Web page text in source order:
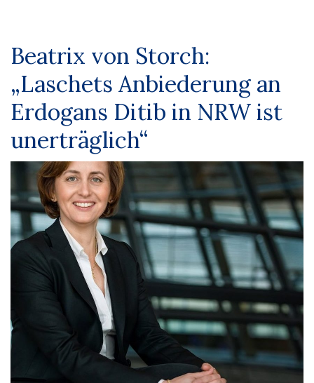
Beatrix von Storch:
„Laschets Anbiederung an
Erdogans Ditib in NRW ist
unerträglich“